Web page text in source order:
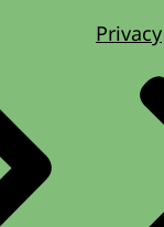
Privacy